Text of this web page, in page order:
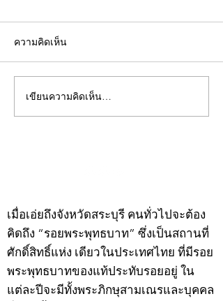
คอลัมน์"จับชีพจรวงการ
พระ"ประจำพุธที่ 29
ความคิดเห็น
เขียนความคิดเห็น…
เมื่อเอ่ยถึงจังหวัดสระบุรี คนทั่วไปจะต้อง
คิดถึง “รอยพระพุทธบาท” ซึ่งเป็นสถานที่
ศักดิ์สิทธิ์แห่ง เดียวในประเทศไทย ที่มีรอย
พระพุทธบาทของแท้ประทับรอยอยู่ ใน
แต่ละปีจะมีทั้งพระภิกษุสามเณรและบุคคล